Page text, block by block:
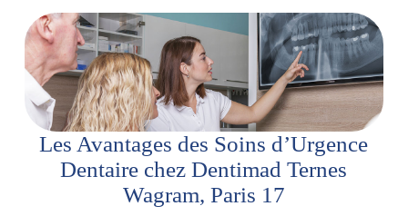
Les Avantages des Soins d’Urgence
Dentaire chez Dentimad Ternes
Wagram, Paris 17